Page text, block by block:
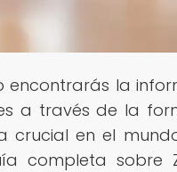
encontrarás la
a través de la
en el
completa sobre